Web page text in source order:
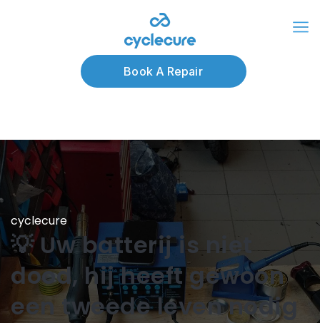
Book A Repair
cyclecure
💡 Uw batterij is niet
dood, hij heeft gewoon
een tweede leven nodig